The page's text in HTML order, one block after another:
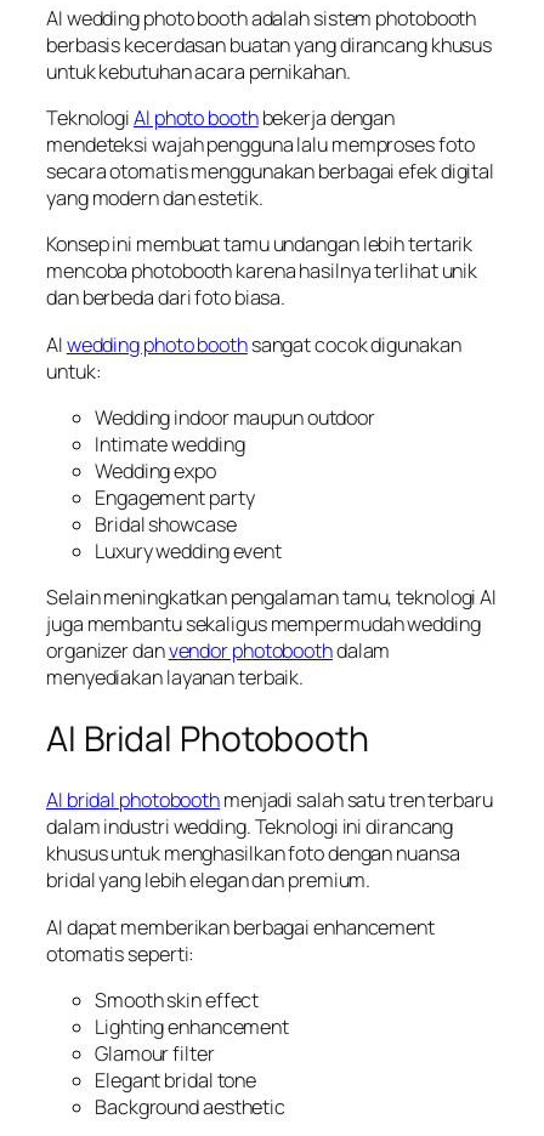
AI wedding photo booth adalah sistem photobooth
berbasis kecerdasan buatan yang dirancang khusus
untuk kebutuhan acara pernikahan.
TeknologiAI photo boothbekerja dengan
mendeteksi wajah pengguna lalu memproses foto
secara otomatis menggunakan berbagai efek digital
yang modern dan estetik.
Konsep ini membuat tamu undangan lebih tertarik
mencoba photobooth karena hasilnya terlihat unik
dan berbeda dari foto biasa.
AIwedding photo boothsangat cocok digunakan
untuk:
Wedding indoor maupun outdoor
Intimate wedding
Wedding expo
Engagement party
Bridal showcase
Luxury wedding event
Selain meningkatkan pengalaman tamu, teknologi AI
juga membantu sekaligus mempermudah wedding
organizer danvendor photoboothdalam
menyediakan layanan terbaik.
AI Bridal Photobooth
AI bridal photoboothmenjadi salah satu tren terbaru
dalam industri wedding. Teknologi ini dirancang
khusus untuk menghasilkan foto dengan nuansa
bridal yang lebih elegan dan premium.
AI dapat memberikan berbagai enhancement
otomatis seperti:
Smooth skin effect
Lighting enhancement
Glamour filter
Elegant bridal tone
Background aesthetic